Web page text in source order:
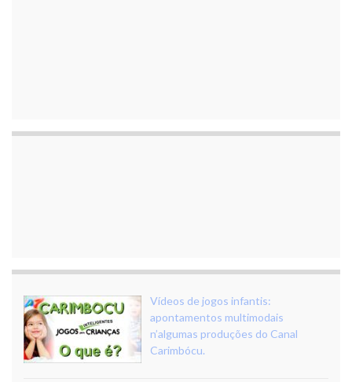
Vídeos de jogos infantis:
apontamentos multimodais
n’algumas produções do Canal
Carimbócu.